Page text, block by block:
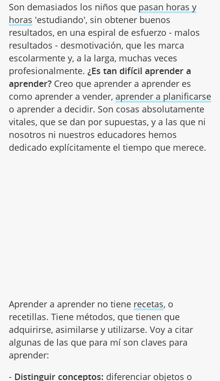
Son demasiados los niños que pasan horas y
horas 'estudiando', sin obtener buenos
resultados, en una espiral de esfuerzo - malos
resultados - desmotivación, que les marca
escolarmente y, a la larga, muchas veces
profesionalmente. ¿Es tan difícil aprender a
aprender?Creo que aprender a aprender es
como aprender a vender, aprender a planificarse
o aprender a decidir. Son cosas absolutamente
vitales, que se dan por supuestas, y a las que ni
nosotros ni nuestros educadores hemos
dedicado explícitamente el tiempo que merece.
Aprender a aprender no tiene recetas, o
recetillas. Tiene métodos, que tienen que
adquirirse, asimilarse y utilizarse. Voy a citar
algunas de las que para mí son claves para
aprender:
- Distinguir conceptos: diferenciar objetos o